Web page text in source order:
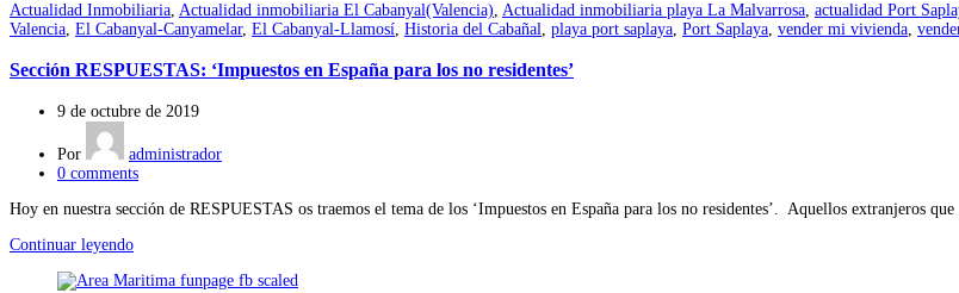
Actualidad Inmobiliaria Actualidad inmobiliaria El Cabanyal(Valencia) Actualidad inmobiliaria playa La Malvarrosa actualidad Port
Valencia El Cabanyal-Canyamelar, El Cabanyal-Llamosí Historia del Cabañal playa port saplaya Port Saplaya vender mi vivienda
Sección RESPUESTAS: ‘Impuestos en España para los no residentes’
9 de octubre de 2019
Por
administrador
0 comments
Hoy en nuestra sección de RESPUESTAS os traemos el tema de los ‘Impuestos en España para los no residentes’. Aquellos extranjeros que
Continuar leyendo